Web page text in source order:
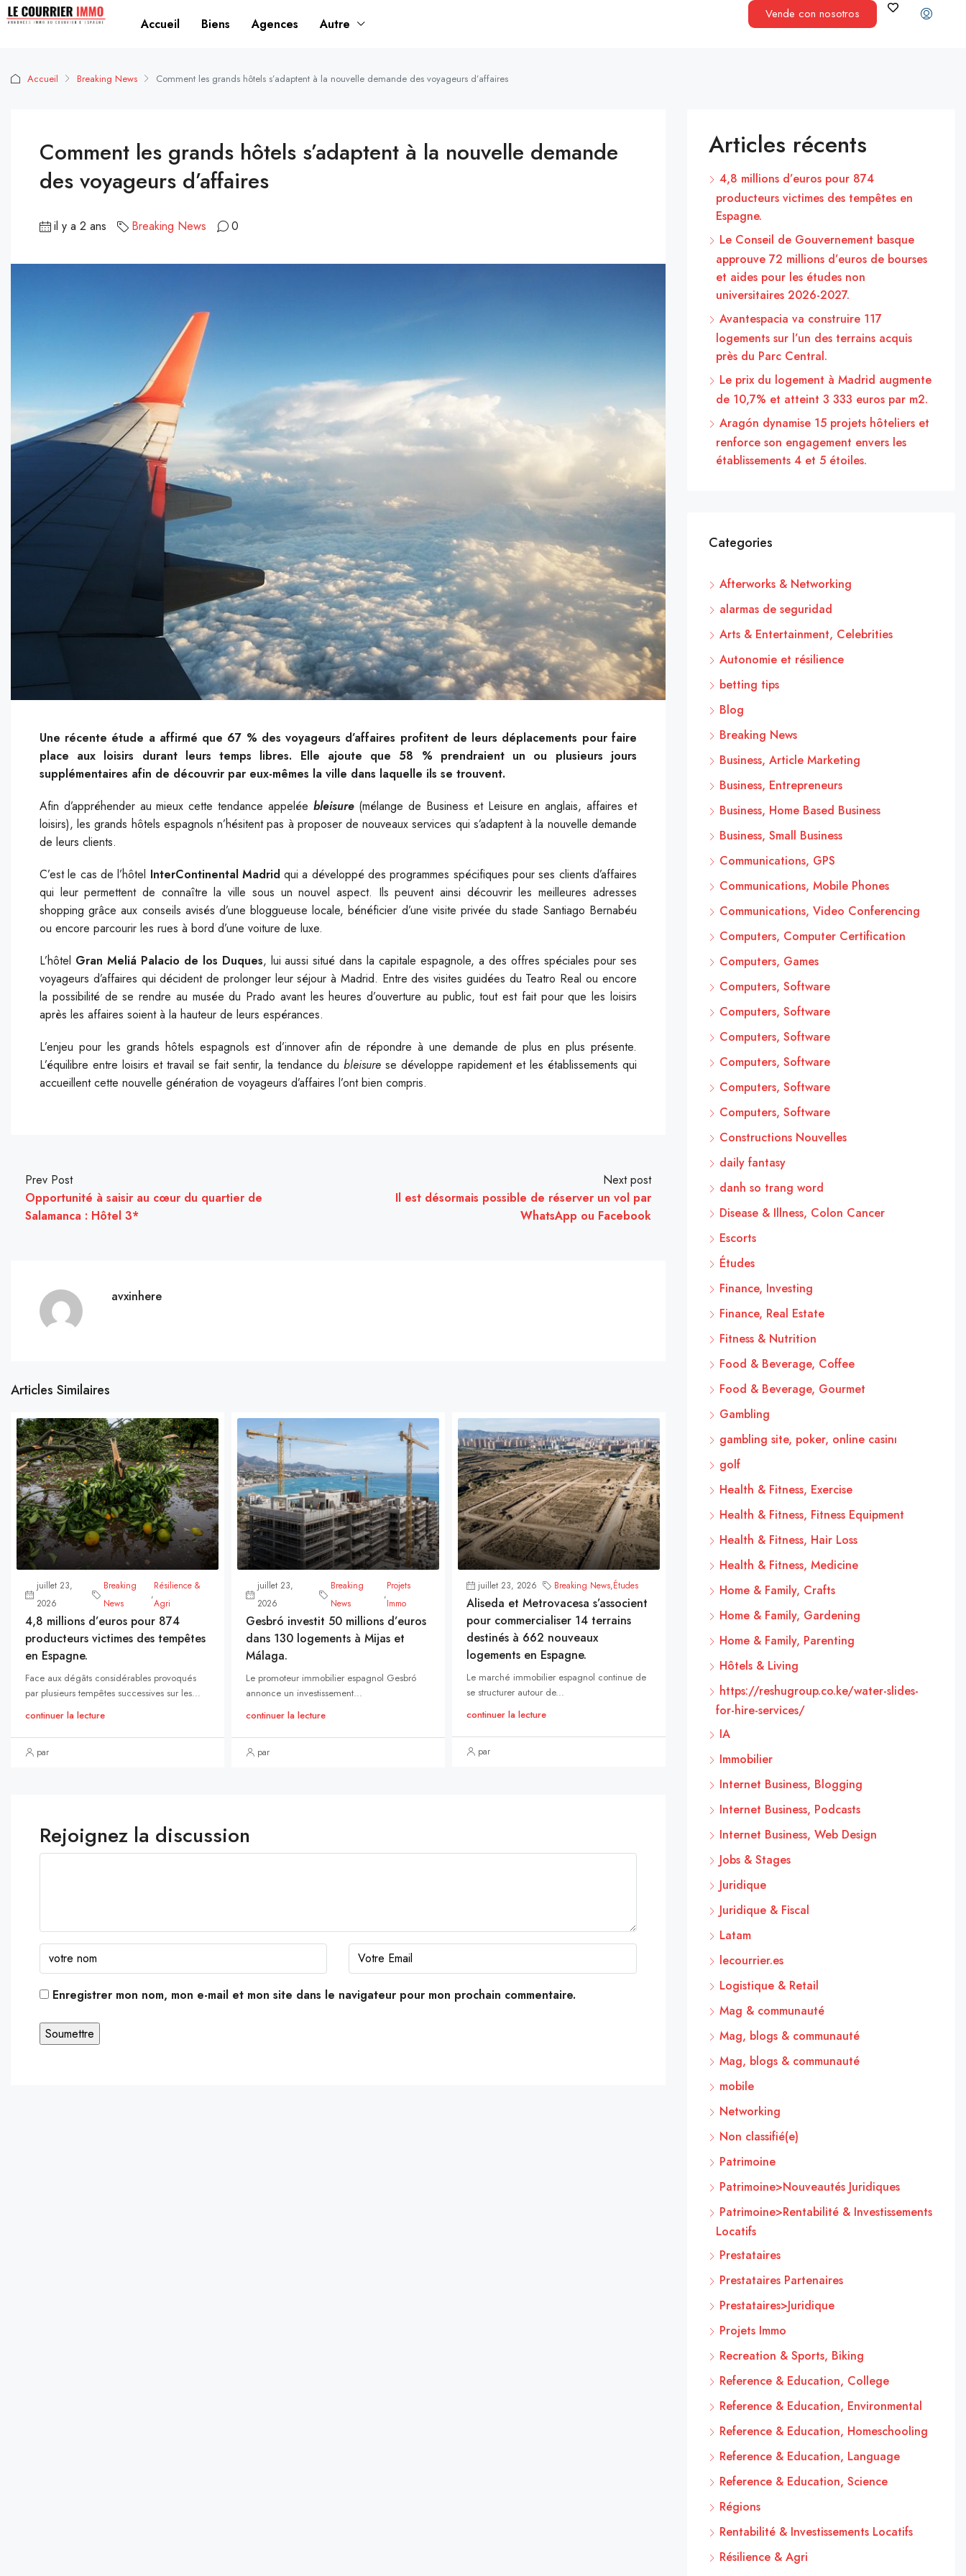
Accueil Biens Agences Autre
Vende con nosotros
Accueil Breaking News Comment les grands hôtels s’adaptent à la nouvelle demande des voyageurs d’affaires
Comment les grands hôtels s’adaptent à la nouvelle demande
des voyageurs d’affaires
il y a 2 ans Breaking News 0
Une récente étude a affirmé que 67 % des voyageurs d’affaires profitent de leurs déplacements pour faire
place aux loisirs durant leurs temps libres. Elle ajoute que 58 % prendraient un ou plusieurs jours
supplémentaires afin de découvrir par eux-mêmes la ville dans laquelle ils se trouvent.
Afin d’appréhender au mieux cette tendance appelée bleisure(mélange de Business et Leisure en anglais, affaires et
loisirs), les grands hôtels espagnols n’hésitent pas à proposer de nouveaux services qui s’adaptent à la nouvelle demande
de leurs clients.
C’est le cas de l’hôtel InterContinental Madridqui a développé des programmes spécifiques pour ses clients d’affaires
qui leur permettent de connaître la ville sous un nouvel aspect. Ils peuvent ainsi découvrir les meilleures adresses
shopping grâce aux conseils avisés d’une bloggueuse locale, bénéficier d’une visite privée du stade Santiago Bernabéu
ou encore parcourir les rues à bord d’une voiture de luxe.
L’hôtel Gran Meliá Palacio de los Duques, lui aussi situé dans la capitale espagnole, a des offres spéciales pour ses
voyageurs d’affaires qui décident de prolonger leur séjour à Madrid. Entre des visites guidées du Teatro Real ou encore
la possibilité de se rendre au musée du Prado avant les heures d’ouverture au public, tout est fait pour que les loisirs
après les affaires soient à la hauteur de leurs espérances.
L’enjeu pour les grands hôtels espagnols est d’innover afin de répondre à une demande de plus en plus présente.
L’équilibre entre loisirs et travail se fait sentir, la tendance du bleisure se développe rapidement et les établissements qui
accueillent cette nouvelle génération de voyageurs d’affaires l’ont bien compris.
Prev Post
Opportunité à saisir au cœur du quartier de
Salamanca : Hôtel 3*
Next post
Il est désormais possible de réserver un vol par
WhatsApp ou Facebook
avxinhere
Articles Similaires
juillet 23,
2026
Breaking
News
,
Résilience &
Agri
4,8 millions d’euros pour 874
producteurs victimes des tempêtes
en Espagne.
Face aux dégâts considérables provoqués
par plusieurs tempêtes successives sur les...
continuer la lecture
par
juillet 23,
2026
Breaking
News
,
Projets
Immo
Gesbró investit 50 millions d’euros
dans 130 logements à Mijas et
Málaga.
Le promoteur immobilier espagnol Gesbró
annonce un investissement...
continuer la lecture
par
juillet 23, 2026 Breaking News,Études
Aliseda et Metrovacesa s’associent
pour commercialiser 14 terrains
destinés à 662 nouveaux
logements en Espagne.
Le marché immobilier espagnol continue de
se structurer autour de...
continuer la lecture
par
Rejoignez la discussion
Enregistrer mon nom, mon e-mail et mon site dans le navigateur pour mon prochain commentaire.
Articles récents
4,8 millions d’euros pour 874
producteurs victimes des tempêtes en
Espagne.
Le Conseil de Gouvernement basque
approuve 72 millions d’euros de bourses
et aides pour les études non
universitaires 2026-2027.
Avantespacia va construire 117
logements sur l’un des terrains acquis
près du Parc Central.
Le prix du logement à Madrid augmente
de 10,7% et atteint 3 333 euros par m2.
Aragón dynamise 15 projets hôteliers et
renforce son engagement envers les
établissements 4 et 5 étoiles.
Categories
Afterworks & Networking
alarmas de seguridad
Arts & Entertainment, Celebrities
Autonomie et résilience
betting tips
Blog
Breaking News
Business, Article Marketing
Business, Entrepreneurs
Business, Home Based Business
Business, Small Business
Communications, GPS
Communications, Mobile Phones
Communications, Video Conferencing
Computers, Computer Certification
Computers, Games
Computers, Software
Computers, Software
Computers, Software
Computers, Software
Computers, Software
Computers, Software
Constructions Nouvelles
daily fantasy
danh so trang word
Disease & Illness, Colon Cancer
Escorts
Études
Finance, Investing
Finance, Real Estate
Fitness & Nutrition
Food & Beverage, Coffee
Food & Beverage, Gourmet
Gambling
gambling site, poker, online casinı
golf
Health & Fitness, Exercise
Health & Fitness, Fitness Equipment
Health & Fitness, Hair Loss
Health & Fitness, Medicine
Home & Family, Crafts
Home & Family, Gardening
Home & Family, Parenting
Hôtels & Living
https://reshugroup.co.ke/water-slides-
for-hire-services/
IA
Immobilier
Internet Business, Blogging
Internet Business, Podcasts
Internet Business, Web Design
Jobs & Stages
Juridique
Juridique & Fiscal
Latam
lecourrier.es
Logistique & Retail
Mag & communauté
Mag, blogs & communauté
Mag, blogs & communauté
mobile
Networking
Non classifié(e)
Patrimoine
Patrimoine>Nouveautés Juridiques
Patrimoine>Rentabilité & Investissements
Locatifs
Prestataires
Prestataires Partenaires
Prestataires>Juridique
Projets Immo
Recreation & Sports, Biking
Reference & Education, College
Reference & Education, Environmental
Reference & Education, Homeschooling
Reference & Education, Language
Reference & Education, Science
Régions
Rentabilité & Investissements Locatifs
Résilience & Agri